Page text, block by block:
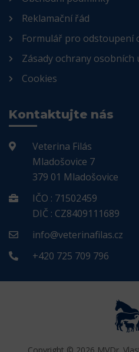
Reklamační řád
Formulář pro odstoupení
Zásady ochrany osobních
Cookies
Kontaktujte nás
Veterina Filás
Mladošovice 7
379 01 Mladošovice
IČO : 71502459
DIČ : CZ8409111689
info@veterinafilas.cz
+420 725 709 796